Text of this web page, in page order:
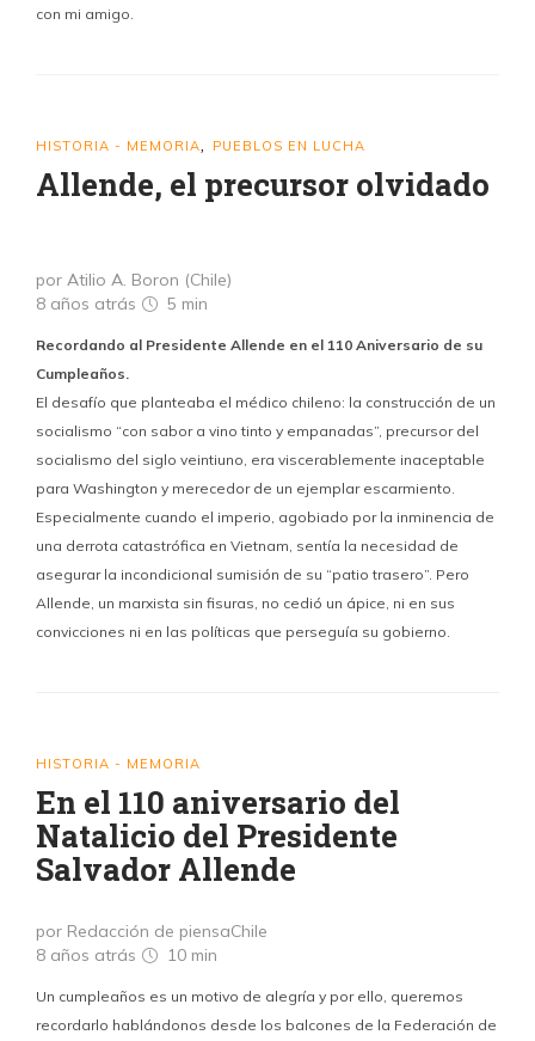
con mi amigo.
HISTORIA - MEMORIA PUEBLOS EN LUCHA
Allende, el precursor olvidado
por Atilio A. Boron (Chile)
8 años atrás
5 min
Recordando al Presidente Allende en el 110 Aniversario de su
Cumpleaños.
El desafío que planteaba el médico chileno: la construcción de un
socialismo “con sabor a vino tinto y empanadas”, precursor del
socialismo del siglo veintiuno, era viscerablemente inaceptable
para Washington y merecedor de un ejemplar escarmiento.
Especialmente cuando el imperio, agobiado por la inminencia de
una derrota catastrófica en Vietnam, sentía la necesidad de
asegurar la incondicional sumisión de su “patio trasero”. Pero
Allende, un marxista sin fisuras, no cedió un ápice, ni en sus
convicciones ni en las políticas que perseguía su gobierno.
HISTORIA - MEMORIA
En el 110 aniversario del
Natalicio del Presidente
Salvador Allende
por Redacción de piensaChile
8 años atrás
10 min
Un cumpleaños es un motivo de alegría y por ello, queremos
recordarlo hablándonos desde los balcones de la Federación de